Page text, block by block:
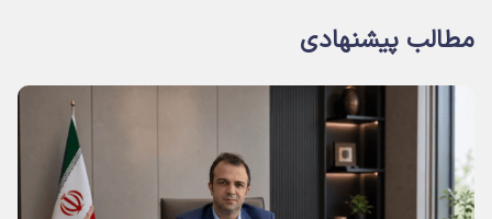
مطالب پیشنهادی